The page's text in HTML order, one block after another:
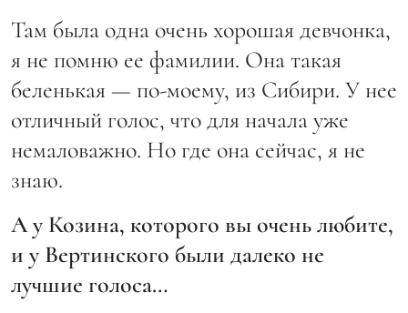
Там была одна очень хорошая девчонка,
я не помню ее фамилии. Она такая
беленькая — по-моему, из Сибири. У нее
отличный голос, что для начала уже
немаловажно. Но где она сейчас, я не
знаю.
А у Козина, которого вы очень любите,
и у Вертинского были далеко не
лучшие голоса…